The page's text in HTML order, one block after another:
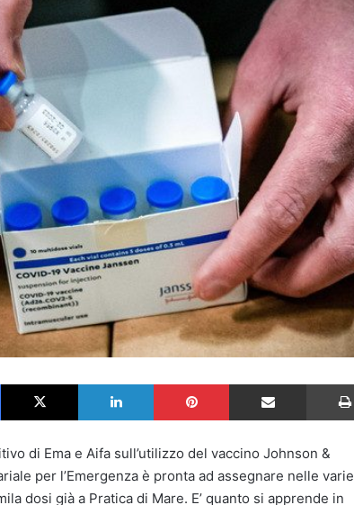
Facebook X LinkedIn Pinterest Partilhar via Email
di Ema e Aifa sull’utilizzo del vaccino Johnson &
per l’Emergenza è pronta ad assegnare nelle varie
dosi già a Pratica di Mare. E’ quanto si apprende in